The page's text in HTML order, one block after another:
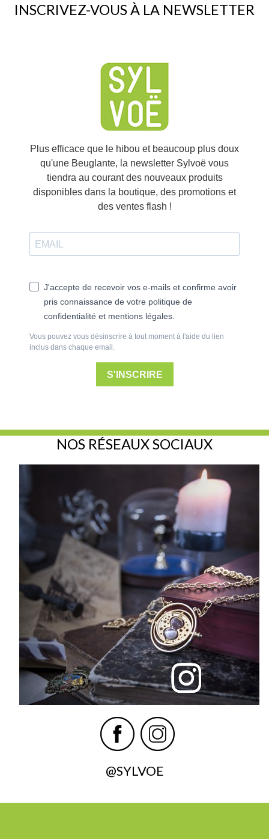
INSCRIVEZ-VOUS À LA NEWSLETTER
Plus efficace que le hibou et beaucoup plus doux
qu'une Beuglante, la newsletter Sylvoë vous
tiendra au courant des nouveaux produits
disponibles dans la boutique, des promotions et
des ventes flash !
J'accepte de recevoir vos e-mails et confirme avoir
pris connaissance de votre politique de
confidentialité et mentions légales.
Vous pouvez vous désinscrire à tout moment à l'aide du lien
inclus dans chaque email.
S'INSCRIRE
NOS RÉSEAUX SOCIAUX
@SYLVOE
If you continue to browse this website, you are allowing all third-